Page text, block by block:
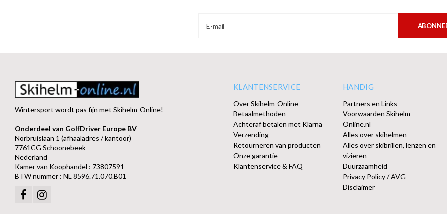
Wintersport wordt pas fijn met Skihelm-Online!
Onderdeel van GolfDriver Europe BV
Norbruislaan 1 (afhaaladres / kantoor)
7761CG Schoonebeek
Nederland
Kamer van Koophandel : 73807591
BTW nummer : NL 8596.71.070.B01
KLANTENSERVICE
Over Skihelm-Online
Betaalmethoden
Achteraf betalen met Klarna
Verzending
Retourneren van producten
Onze garantie
Klantenservice & FAQ
HANDIG
Partners en Links
Voorwaarden Skihelm-
Online.nl
Alles over skihelmen
Alles over skibrillen, lenzen en
vizieren
Duurzaamheid
Privacy Policy / AVG
Disclaimer